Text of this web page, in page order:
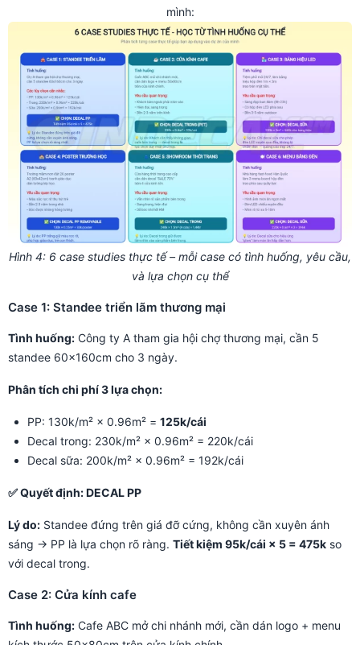
mình:
Hình 4: 6 case studies thực tế – mỗi case có tình huống, yêu cầu,
và lựa chọn cụ thể
Case 1: Standee triển lãm thương mại
Tình huống: Công ty A tham gia hội chợ thương mại, cần 5
standee 60×160cm cho 3 ngày.
Phân tích chi phí 3 lựa chọn:
PP: 130k/m² × 0.96m² = 125k/cái
Decal trong: 230k/m² × 0.96m² = 220k/cái
Decal sữa: 200k/m² × 0.96m² = 192k/cái
✅ Quyết định: DECAL PP
Lý do: Standee đứng trên giá đỡ cứng, không cần xuyên ánh
sáng → PP là lựa chọn rõ ràng. Tiết kiệm 95k/cái × 5 = 475k so
với decal trong.
Case 2: Cửa kính cafe
Tình huống: Cafe ABC mở chi nhánh mới, cần dán logo + menu